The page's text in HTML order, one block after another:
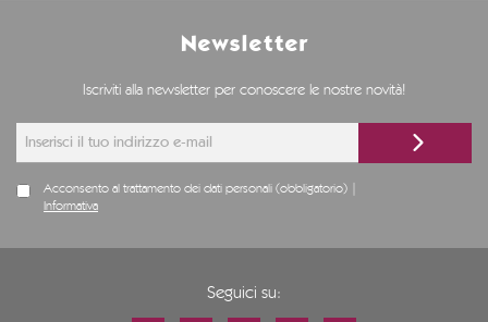
Newsletter
Iscriviti alla newsletter per conoscere le nostre novità!
Acconsento al trattamento dei dati personali (obbligatorio) |
Informativa
Seguici su: